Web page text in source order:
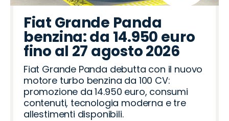
Fiat Grande Panda
benzina: da 14.950 euro
fino al 27 agosto 2026
Fiat Grande Panda debutta con il nuovo
motore turbo benzina da 100 CV:
promozione da 14.950 euro, consumi
contenuti, tecnologia moderna e tre
allestimenti disponibili.